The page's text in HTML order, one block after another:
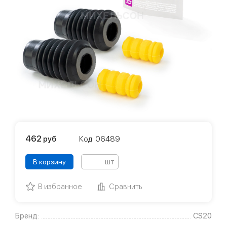
Бренд:
CS20
462 руб Код: 06489
В корзину шт
В избранное Сравнить